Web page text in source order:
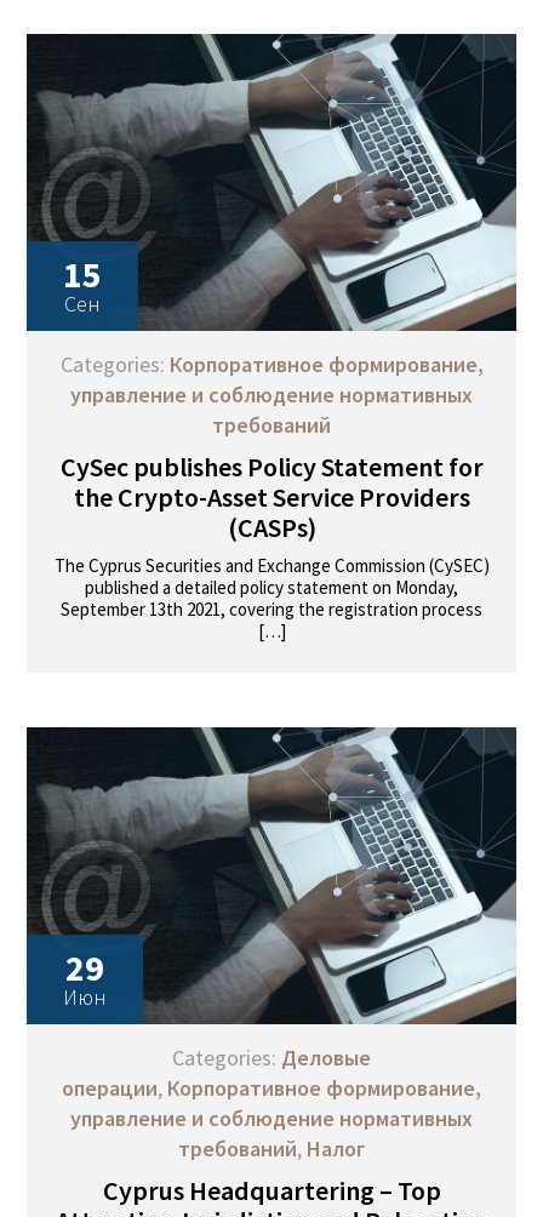
15
Сен
Categories: Корпоративное формирование,
управление и соблюдение нормативных
требований
CySec publishes Policy Statement for
the Crypto-Asset Service Providers
(CASPs)
The Cyprus Securities and Exchange Commission (CySEC)
published a detailed policy statement on Monday,
September 13th 2021, covering the registration process
[…]
29
Июн
Categories: Деловые
операции, Корпоративное формирование,
управление и соблюдение нормативных
требований, Налог
Cyprus Headquartering – Top